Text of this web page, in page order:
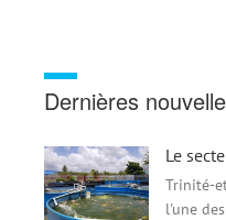
Dernières
Trinité-
l'une